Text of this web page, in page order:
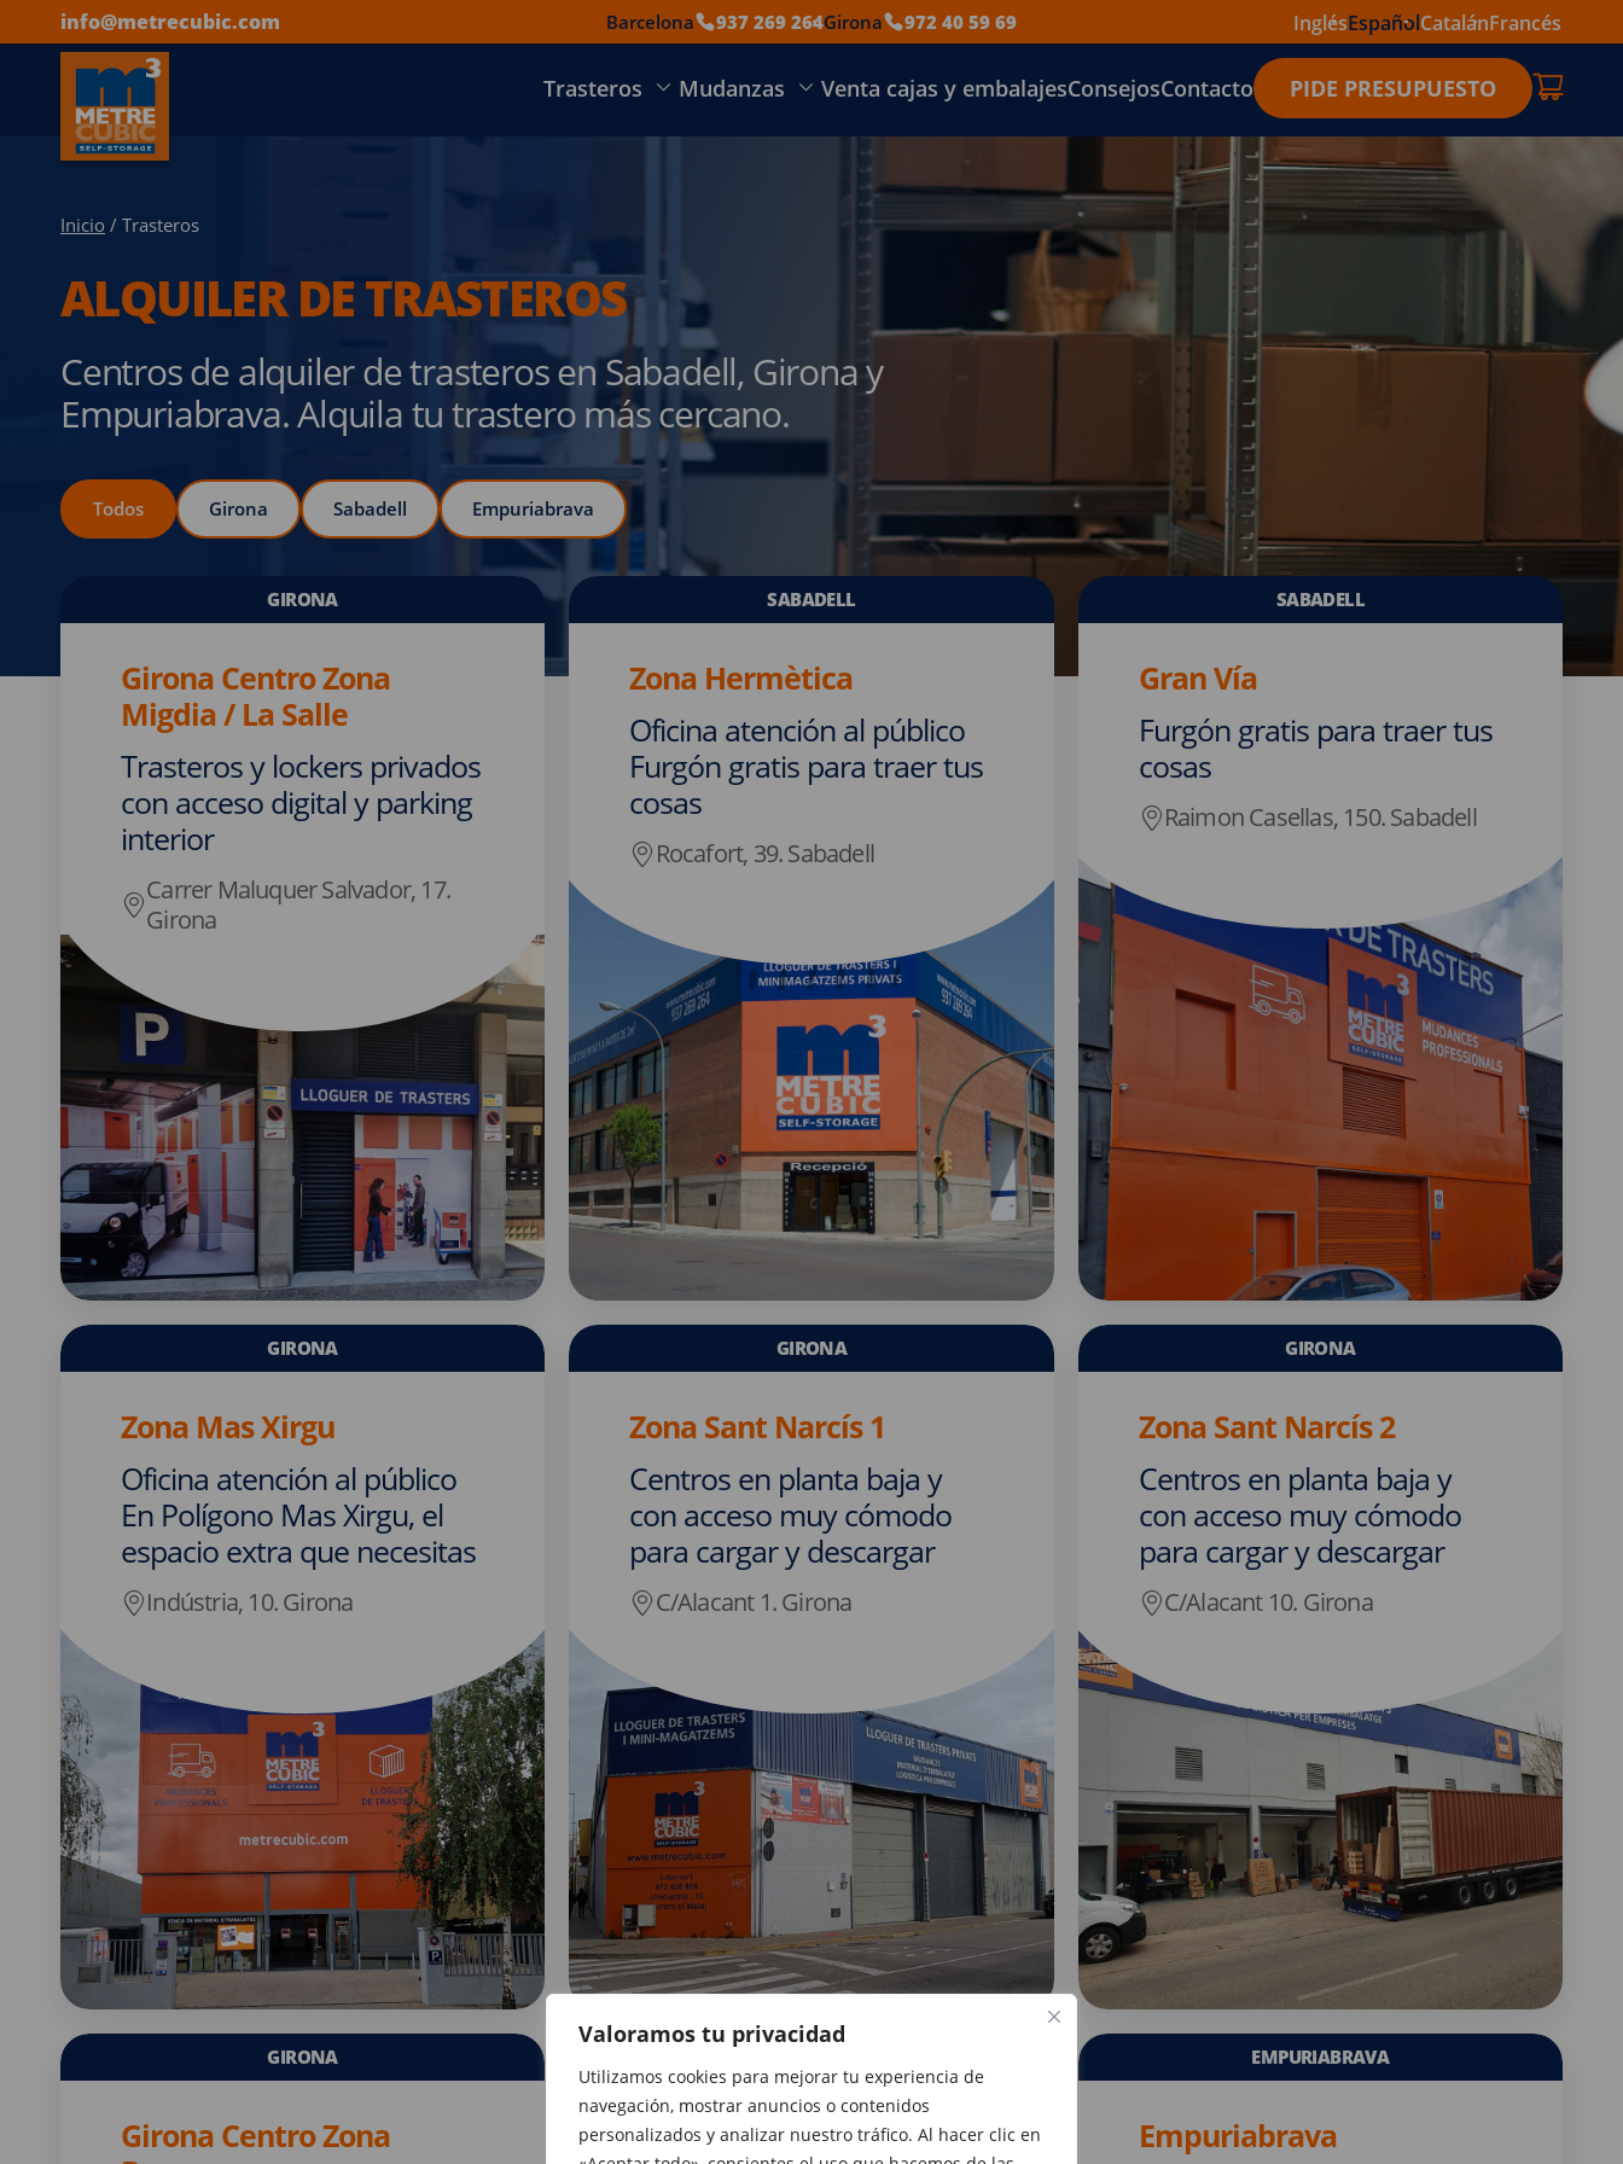
Valoramos tu privacidad
Utilizamos cookies para mejorar tu experiencia de
navegación, mostrar anuncios o contenidos
personalizados y analizar nuestro tráfico. Al hacer clic en
info@metrecubic.com Barcelona 937 269 264Girona 972 40 59 69 InglésEspañolCatalánFrancés
Trasteros Mudanzas Venta cajas y embalajesConsejosContacto PIDE PRESUPUESTO
Inicio / Trasteros
ALQUILER DE TRASTEROS
Centros de alquiler de trasteros en Sabadell, Girona y
Empuriabrava. Alquila tu trastero más cercano.
Todos Girona Sabadell Empuriabrava
GIRONA
Girona Centro Zona
Migdia / La Salle
Trasteros y lockers privados
con acceso digital y parking
interior
Carrer Maluquer Salvador, 17.
Girona
SABADELL
Zona Hermètica
Oficina atención al público
Furgón gratis para traer tus
cosas
Rocafort, 39. Sabadell
SABADELL
Gran Vía
Furgón gratis para traer tus
cosas
Raimon Casellas, 150. Sabadell
GIRONA
Zona Mas Xirgu
Oficina atención al público
En Polígono Mas Xirgu, el
espacio extra que necesitas
Indústria, 10. Girona
GIRONA
Zona Sant Narcís 1
Centros en planta baja y
con acceso muy cómodo
para cargar y descargar
C/Alacant 1. Girona
GIRONA
Zona Sant Narcís 2
Centros en planta baja y
con acceso muy cómodo
para cargar y descargar
C/Alacant 10. Girona
GIRONA
Girona Centro Zona
Acceso directo
EMPURIABRAVA
Empuriabrava